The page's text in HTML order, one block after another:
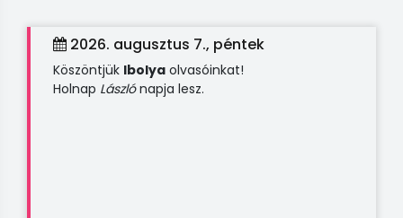
2026. augusztus 7., péntek
Köszöntjük Ibolya olvasóinkat!
Holnap Lászlónapja lesz.